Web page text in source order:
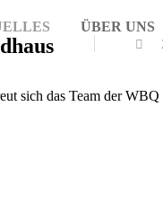
ÜBER UNS
sich das Team der